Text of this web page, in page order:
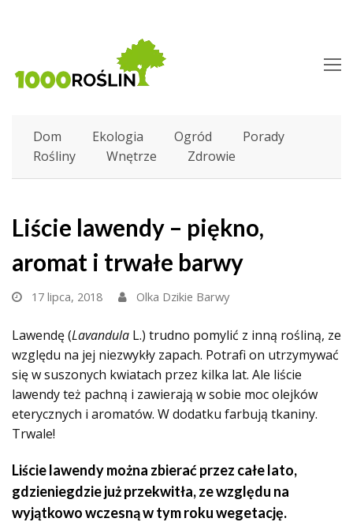
Dom Ekologia Ogród
Porady
Rośliny
Wnętrze Zdrowie
Liście lawendy – piękno,
aromat i trwałe barwy
17 lipca, 2018 Olka Dzikie Barwy
Lawendę (Lavandula L.) trudno pomylić z inną rośliną, ze
względu na jej niezwykły zapach. Potrafi on utrzymywać
się w suszonych kwiatach przez kilka lat. Ale liście
lawendy też pachną i zawierają w sobie moc olejków
eterycznych i aromatów. W dodatku farbują tkaniny.
Trwale!
Liście lawendy można zbierać przez całe lato,
gdzieniegdzie już przekwitła, ze względu na
wyjątkowo wczesną w tym roku wegetację.